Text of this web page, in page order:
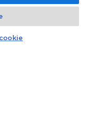
Czat z doradcą